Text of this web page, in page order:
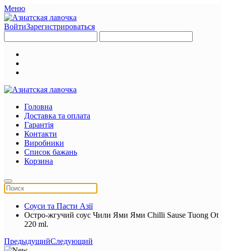
Меню
ВойтиЗарегистрироваться
Головна
Доставка та оплата
Гарантія
Контакти
Виробники
Список бажань
Корзина
Соуси та Пасти Азії
Остро-жгучий соус Чили Ями Ями Chilli Sause Tuong Ot
220 ml.
ПредыдущийСледующий